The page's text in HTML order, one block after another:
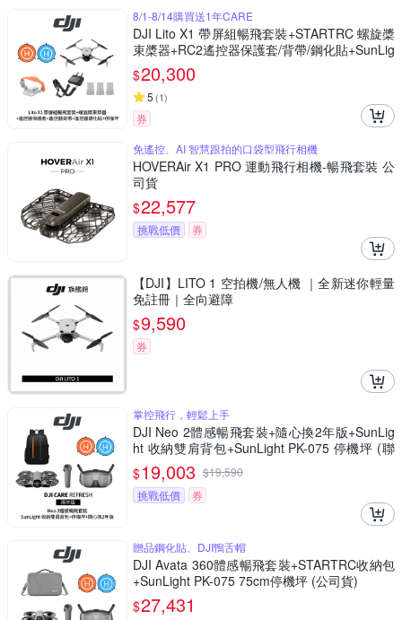
8/1-8/14購買送1年CARE
DJI Lito X1 帶屏組暢飛套裝+STARTRC 螺旋槳
束槳器+RC2遙控器保護套/背帶/鋼化貼+SunLig
ht PK-075 停機坪 (公司貨)
$20,300
5 (1)
券
免遙控、AI 智慧跟拍的口袋型飛行相機
HOVERAir X1 PRO 運動飛行相機-暢飛套裝 公
司貨
$22,577
挑戰低價 券
【DJI】LITO 1 空拍機/無人機 ｜全新迷你輕量
免註冊｜全向避障
$9,590
券
掌控飛行，輕鬆上手
DJI Neo 2體感暢飛套裝+隨心換2年版+SunLig
ht 收納雙肩背包+SunLight PK-075 停機坪 (聯
強公司貨)
$19,003 $19,590
挑戰低價
券
贈品鋼化貼、DJI鴨舌帽
DJI Avata 360體感暢飛套裝+STARTRC收納包
+SunLight PK-075 75cm停機坪 (公司貨)
$27,431